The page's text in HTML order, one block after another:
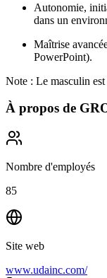
Autonomie,
dans un
Maîtrise
PowerPoint).
Note : Le masculin
À propos de
Nombre d'employés
85
Site web
www.udainc.com/